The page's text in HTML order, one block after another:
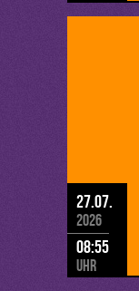
27.07.
2026
08:55
Uhr